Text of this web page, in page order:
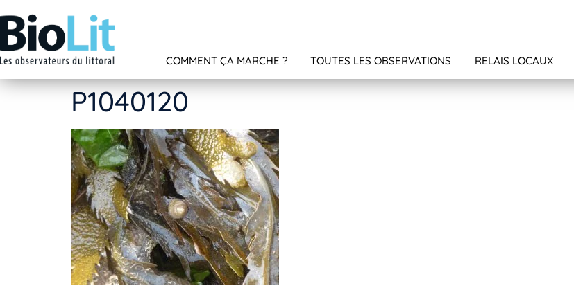
COMMENT ÇA MARCHE ? TOUTES LES OBSERVATIONS RELAIS LOCAUX
P1040120